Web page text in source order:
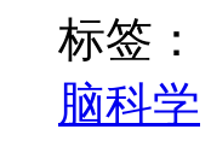
标签：
脑科学